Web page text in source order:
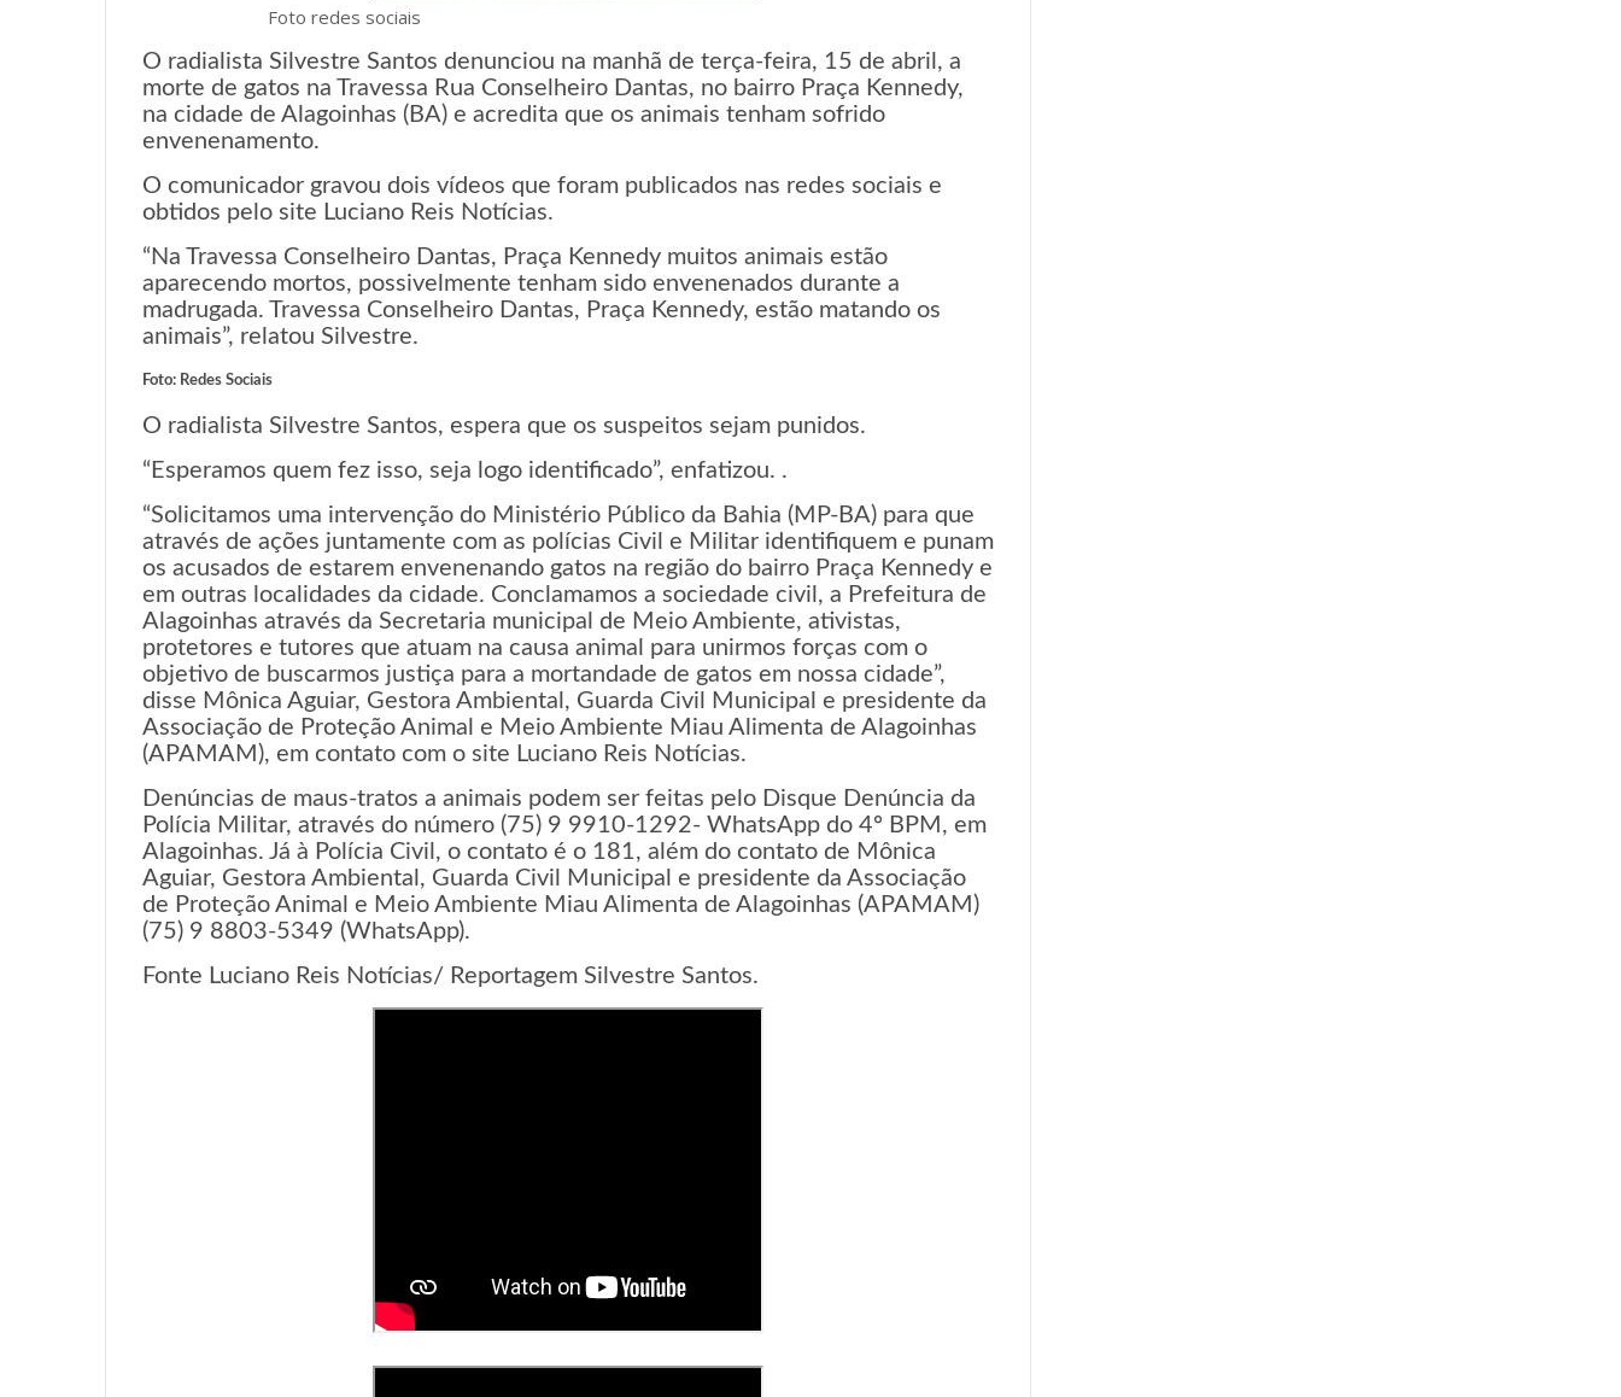
Foto redes sociais
O radialista Silvestre Santos denunciou na manhã de terça-feira, 15 de abril, a
morte de gatos na Travessa Rua Conselheiro Dantas, no bairro Praça Kennedy,
na cidade de Alagoinhas (BA) e acredita que os animais tenham sofrido
envenenamento.
O comunicador gravou dois vídeos que foram publicados nas redes sociais e
obtidos pelo site Luciano Reis Notícias.
“Na Travessa Conselheiro Dantas, Praça Kennedy muitos animais estão
aparecendo mortos, possivelmente tenham sido envenenados durante a
madrugada. Travessa Conselheiro Dantas, Praça Kennedy, estão matando os
animais”, relatou Silvestre.
Foto: Redes Sociais
O radialista Silvestre Santos, espera que os suspeitos sejam punidos.
“Esperamos quem fez isso, seja logo identificado”, enfatizou. .
“Solicitamos uma intervenção do Ministério Público da Bahia (MP-BA) para que
através de ações juntamente com as polícias Civil e Militar identifiquem e punam
os acusados de estarem envenenando gatos na região do bairro Praça Kennedy e
em outras localidades da cidade. Conclamamos a sociedade civil, a Prefeitura de
Alagoinhas através da Secretaria municipal de Meio Ambiente, ativistas,
protetores e tutores que atuam na causa animal para unirmos forças com o
objetivo de buscarmos justiça para a mortandade de gatos em nossa cidade”,
disse Mônica Aguiar, Gestora Ambiental, Guarda Civil Municipal e presidente da
Associação de Proteção Animal e Meio Ambiente Miau Alimenta de Alagoinhas
(APAMAM), em contato com o site Luciano Reis Notícias.
Denúncias de maus-tratos a animais podem ser feitas pelo Disque Denúncia da
Polícia Militar, através do número (75) 9 9910-1292- WhatsApp do 4º BPM, em
Alagoinhas. Já à Polícia Civil, o contato é o 181, além do contato de Mônica
Aguiar, Gestora Ambiental, Guarda Civil Municipal e presidente da Associação
de Proteção Animal e Meio Ambiente Miau Alimenta de Alagoinhas (APAMAM)
(75) 9 8803-5349 (WhatsApp).
Fonte Luciano Reis Notícias/ Reportagem Silvestre Santos.